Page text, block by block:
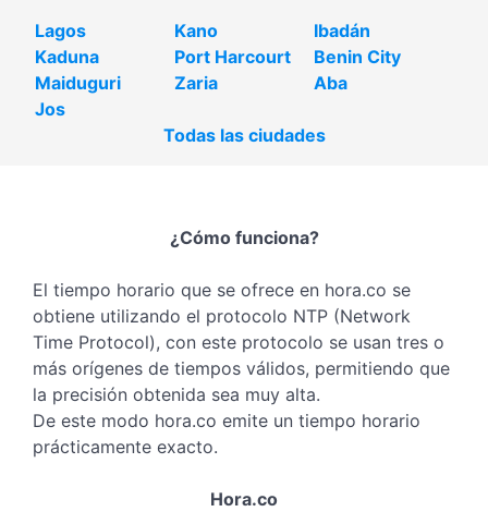
Lagos
Kano
Ibadán
Kaduna
Port Harcourt
Benin City
Maiduguri
Zaria
Aba
Jos
Todas las ciudades
¿Cómo funciona?
El tiempo horario que se ofrece en hora.co se
obtiene utilizando el protocolo NTP (Network
Time Protocol), con este protocolo se usan tres o
más orígenes de tiempos válidos, permitiendo que
la precisión obtenida sea muy alta.
De este modo hora.co emite un tiempo horario
prácticamente exacto.
Hora.co